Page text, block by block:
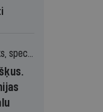
Mārtiņš Galenieks, speciāli Ir